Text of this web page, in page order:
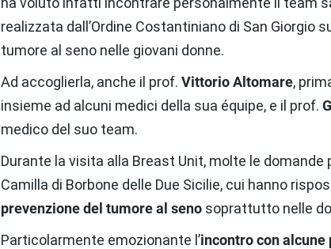
realizzata dall’Ordine Costantiniano di San Giorgio
tumore al seno nelle giovani donne.
Ad accoglierla, anche il prof. Vittorio Altomare,
insieme ad alcuni medici della sua équipe, e il prof.
medico del suo team.
Durante la visita alla Breast Unit, molte le
Camilla di Borbone delle Due Sicilie, cui hanno
prevenzione del tumore al seno soprattutto nelle
Particolarmente emozionante l’incontro con alcune